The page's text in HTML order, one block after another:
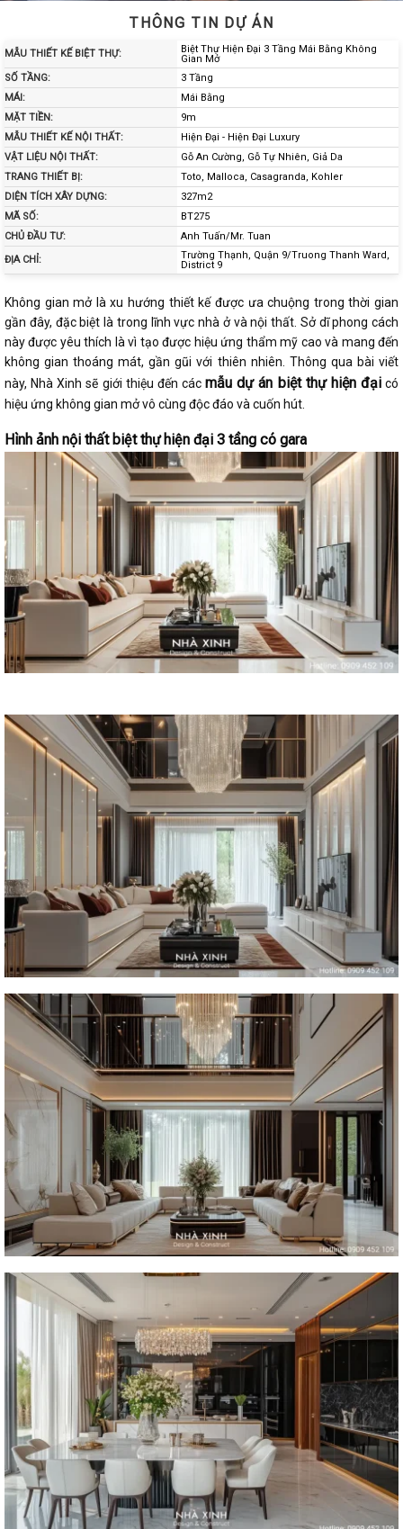
THÔNG TIN DỰ ÁN
MẪU THIẾT KẾ BIỆT THỰ:
Biệt Thự Hiện Đại 3 Tầng Mái Bằng Không
Gian Mở
SỐ TẦNG:
3 Tầng
MÁI:
Mái Bằng
MẶT TIỀN:
9m
MẪU THIẾT KẾ NỘI THẤT:
Hiện Đại - Hiện Đại Luxury
VẬT LIỆU NỘI THẤT:
Gỗ An Cường, Gỗ Tự Nhiên, Giả Da
TRANG THIẾT BỊ:
Toto, Malloca, Casagranda, Kohler
DIỆN TÍCH XÂY DỰNG:
327m2
MÃ SỐ:
BT275
CHỦ ĐẦU TƯ:
Anh Tuấn/Mr. Tuan
ĐỊA CHỈ:
Trường Thạnh, Quận 9/Truong Thanh Ward,
District 9
Không gian mở là xu hướng thiết kế được ưa chuộng trong thời gian
gần đây, đặc biệt là trong lĩnh vực nhà ở và nội thất. Sở dĩ phong cách
này được yêu thích là vì tạo được hiệu ứng thẩm mỹ cao và mang đến
không gian thoáng mát, gần gũi với thiên nhiên. Thông qua bài viết
này, Nhà Xinh sẽ giới thiệu đến cácmẫu dự án biệt thự hiện đạicó
hiệu ứng không gian mở vô cùng độc đáo và cuốn hút.
Hình ảnh nội thất biệt thự hiện đại 3 tầng có gara